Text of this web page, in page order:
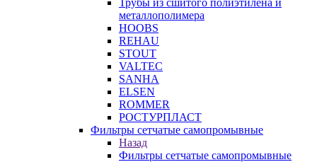
Трубы из сшитого полиэтилена и
металлополимера
HOOBS
REHAU
STOUT
VALTEC
SANHA
ELSEN
ROMMER
РОСТУРПЛАСТ
Фильтры сетчатые самопромывные
Назад
Фильтры сетчатые самопромывные